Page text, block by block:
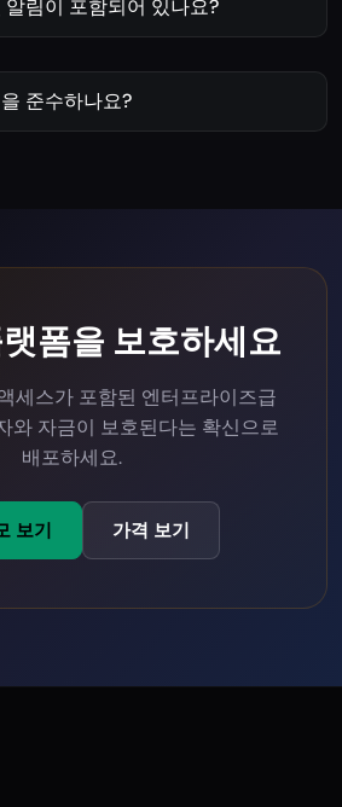
림이 포함되어 있나요?
준수하나요?
폼을 보호하세요
세스가 포함된 엔터프라이즈급
와 자금이 보호된다는 확신으로
배포하세요.
보기 가격 보기